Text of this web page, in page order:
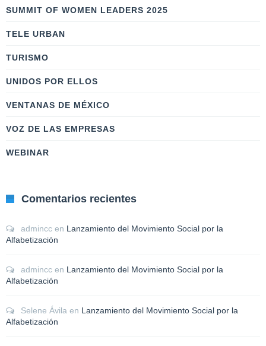
SUMMIT OF WOMEN LEADERS 2025
TELE URBAN
TURISMO
UNIDOS POR ELLOS
VENTANAS DE MÉXICO
VOZ DE LAS EMPRESAS
WEBINAR
Comentarios recientes
admincc en Lanzamiento del Movimiento Social por la
Alfabetización
admincc en Lanzamiento del Movimiento Social por la
Alfabetización
Selene Ávila en Lanzamiento del Movimiento Social por la
Alfabetización